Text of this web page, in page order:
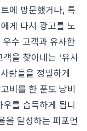
에 방문했거나, 특
게 다시 광고를 노
수 고객과 유사한
객을 찾아내는 '유사
람들을 정밀하게
비를 한 푼도 낭비
를 습득하게 됩니
을 달성하는 퍼포먼